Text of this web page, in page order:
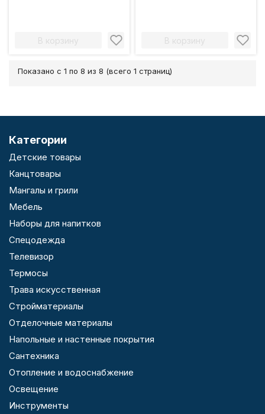
В корзину В корзину
Показано с 1 по 8 из 8 (всего 1 страниц)
Категории
Детские товары
Канцтовары
Мангалы и грили
Мебель
Наборы для напитков
Спецодежда
Телевизор
Термосы
Трава искусственная
Стройматериалы
Отделочные материалы
Напольные и настенные покрытия
Сантехника
Отопление и водоснабжение
Освещение
Инструменты